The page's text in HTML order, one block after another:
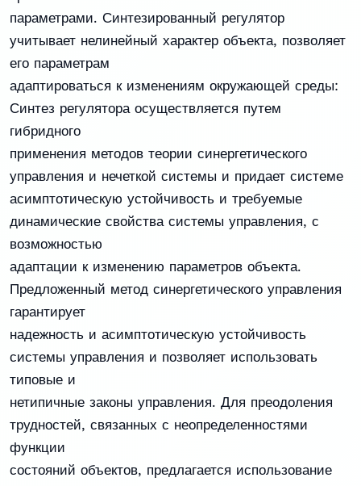
параметрами. Синтезированный регулятор
учитывает нелинейный характер объекта, позволяет
его параметрам
адаптироваться к изменениям окружающей среды:
Синтез регулятора осуществляется путем
гибридного
применения методов теории синергетического
управления и нечеткой системы и придает системе
асимптотическую устойчивость и требуемые
динамические свойства системы управления, с
возможностью
адаптации к изменению параметров объекта.
Предложенный метод синергетического управления
гарантирует
надежность и асимптотическую устойчивость
системы управления и позволяет использовать
типовые и
нетипичные законы управления. Для преодоления
трудностей, связанных с неопределенностями
функции
состояний объектов, предлагается использование